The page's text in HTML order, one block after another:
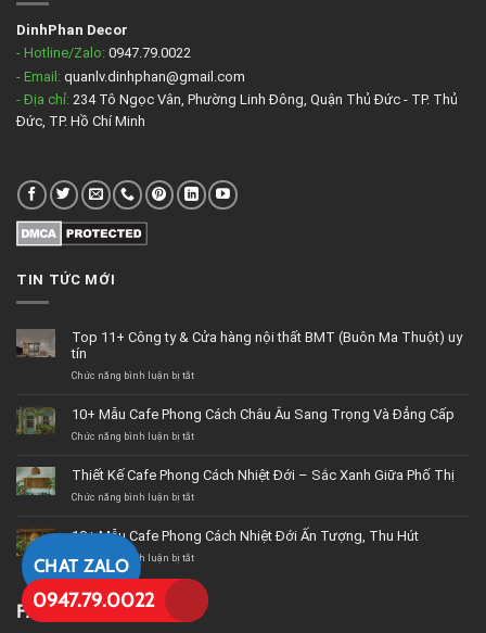
CHAT ZALO
0947.79.0022
DinhPhan Decor
- Hotline/Zalo: 0947.79.0022
- Email: quanlv.dinhphan@gmail.com
- Địa chỉ: 234 Tô Ngọc Vân, Phường Linh Đông, Quận Thủ Đức - TP. Thủ
Đức, TP. Hồ Chí Minh
TIN TỨC MỚI
Top 11+ Công ty & Cửa hàng nội thất BMT (Buôn Ma Thuột) uy
tín
Chức năng bình luận bị tắt
Công
hàng
(Buôn
uy
10+ Mẫu Cafe Phong Cách Châu Âu Sang Trọng Và Đẳng Cấp
Chức năng bình luận bị tắt
Cafe
Âu
Và
Đẳng
Cấp
Thiết Kế Cafe Phong Cách Nhiệt Đới – Sắc Xanh Giữa Phố Thị
Chức năng bình luận bị tắt
Cafe
Nhiệt
Đới
–
10+ Mẫu Cafe Phong Cách Nhiệt Đới Ấn Tượng, Thu Hút
Chức năng bình luận bị tắt
Mẫu
Cafe
Phong
FANPAGE